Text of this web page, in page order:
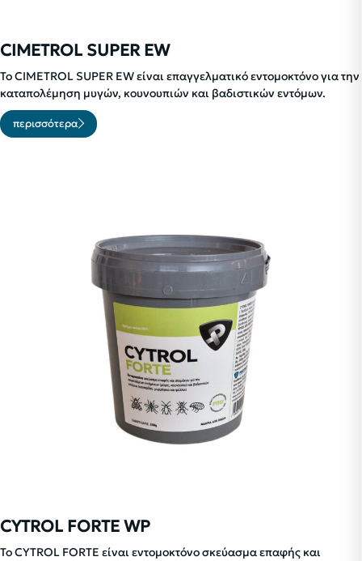
CIMETROL SUPER EW
Το CIMETROL SUPER EW είναι επαγγελματικό εντομοκτόνο για την
καταπολέμηση μυγών, κουνουπιών και βαδιστικών εντόμων.
περισσότερα
CYTROL FORTE WP
Το CYTROL FORTE είναι εντομοκτόνο σκεύασμα επαφής και